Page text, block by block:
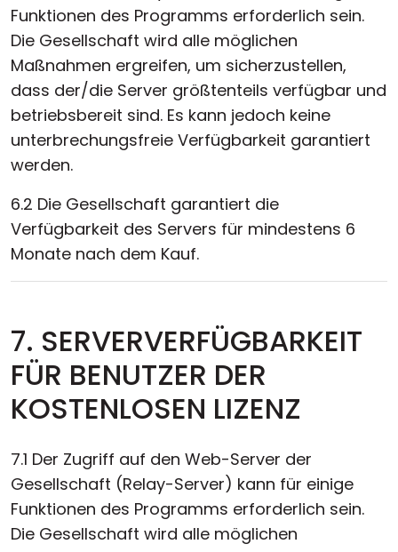
Funktionen des Programms erforderlich sein.
Die Gesellschaft wird alle möglichen
Maßnahmen ergreifen, um sicherzustellen,
dass der/die Server größtenteils verfügbar und
betriebsbereit sind. Es kann jedoch keine
unterbrechungsfreie Verfügbarkeit garantiert
werden.
6.2 Die Gesellschaft garantiert die
Verfügbarkeit des Servers für mindestens 6
Monate nach dem Kauf.
7. SERVERVERFÜGBARKEIT
FÜR BENUTZER DER
KOSTENLOSEN LIZENZ
7.1 Der Zugriff auf den Web-Server der
Gesellschaft (Relay-Server) kann für einige
Funktionen des Programms erforderlich sein.
Die Gesellschaft wird alle möglichen